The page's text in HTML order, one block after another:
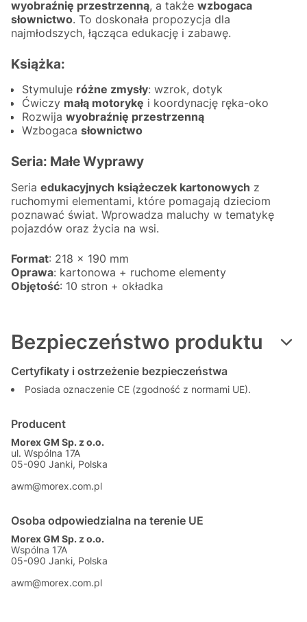
wyobraźnię przestrzenną, a także wzbogaca
słownictwo. To doskonała propozycja dla
najmłodszych, łącząca edukację i zabawę.
Książka:
Stymuluje różne zmysły: wzrok, dotyk
Ćwiczy małą motorykę i koordynację ręka-oko
Rozwija wyobraźnię przestrzenną
Wzbogaca słownictwo
Seria: Małe Wyprawy
Seria edukacyjnych książeczek kartonowych z
ruchomymi elementami, które pomagają dzieciom
poznawać świat. Wprowadza maluchy w tematykę
pojazdów oraz życia na wsi.
Format: 218 x 190 mm
Oprawa: kartonowa + ruchome elementy
Objętość: 10 stron + okładka
Bezpieczeństwo produktu
Certyfikaty i ostrzeżenie bezpieczeństwa
Posiada oznaczenie CE (zgodność z normami UE).
Producent
Morex GM Sp. z o.o.
ul. Wspólna 17A
05-090 Janki, Polska
awm@morex.com.pl
Osoba odpowiedzialna na terenie UE
Morex GM Sp. z o.o.
Wspólna 17A
05-090 Janki, Polska
awm@morex.com.pl